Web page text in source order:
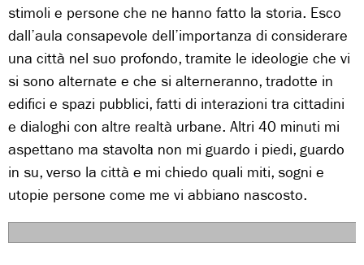
stimoli e persone che ne hanno fatto la storia. Esco
dall’aula consapevole dell’importanza di considerare
una città nel suo profondo, tramite le ideologie che vi
si sono alternate e che si alterneranno, tradotte in
edifici e spazi pubblici, fatti di interazioni tra cittadini
e dialoghi con altre realtà urbane. Altri 40 minuti mi
aspettano ma stavolta non mi guardo i piedi, guardo
in su, verso la città e mi chiedo quali miti, sogni e
utopie persone come me vi abbiano nascosto.